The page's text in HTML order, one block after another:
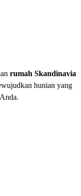
rumah Skandinavia
hunian yang